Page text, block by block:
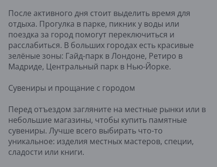
После активного дня стоит выделить время для
отдыха. Прогулка в парке, пикник у воды или
поездка за город помогут переключиться и
расслабиться. В больших городах есть красивые
зелёные зоны: Гайд-парк в Лондоне, Ретиро в
Мадриде, Центральный парк в Нью-Йорке.
Сувениры и прощание с городом
Перед отъездом загляните на местные рынки или в
небольшие магазины, чтобы купить памятные
сувениры. Лучше всего выбирать что-то
уникальное: изделия местных мастеров, специи,
сладости или книги.